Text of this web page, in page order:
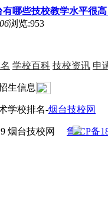
有哪些技校教学水平很高
浏览:953
学校百科 技校资讯 申
生信息
学校排名-烟台技校网
烟台技校网 鲁ICP备